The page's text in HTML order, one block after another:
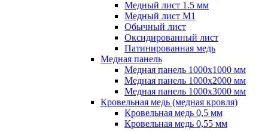
Медный лист 1.5 мм
Медный лист М1
Обычный лист
Оксидированный лист
Патинированная медь
Медная панель
Медная панель 1000x1000 мм
Медная панель 1000x2000 мм
Медная панель 1000x3000 мм
Кровельная медь (медная кровля)
Кровельная медь 0,5 мм
Кровельная медь 0,55 мм